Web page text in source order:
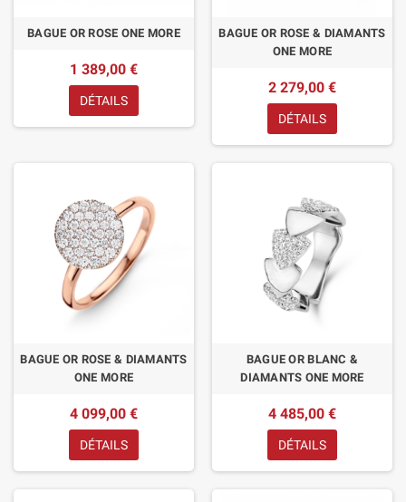
BAGUE OR ROSE ONE MORE
1 389,00 €
DÉTAILS
BAGUE OR ROSE & DIAMANTS
ONE MORE
2 279,00 €
DÉTAILS
BAGUE OR ROSE & DIAMANTS
ONE MORE
4 099,00 €
DÉTAILS
BAGUE OR BLANC &
DIAMANTS ONE MORE
4 485,00 €
DÉTAILS